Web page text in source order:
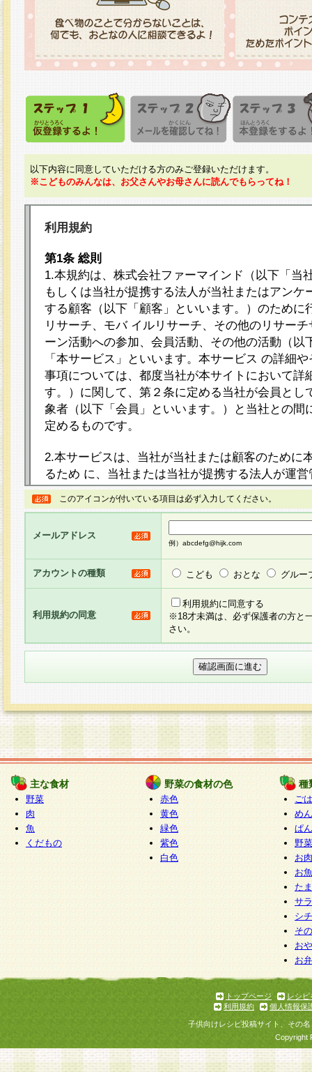
以下内容に同意していただける方のみご登録いただけます。
※こどものみんなは、お父さんやお母さんに読んでもらってね！
利用規約
第1条 総則
1.本規約は、株式会社ファーマインド（以下「当
もしくは当社が提携する法人が当社またはアンケ
する顧客（以下「顧客」といいます。）のために
リサーチ、モバ イルリサーチ、その他のリサー
ーン活動への参加、会員活動、その他の活動（以
「本サービス」といいます。本サービス の詳細
事項については、都度当社が本サイトにおいて詳
す。）に関して、第２条に定める当社が会員とし
象者（以下「会員」といいます。）と当社との間
定めるものです。
2.本サービスは、当社が当社または顧客のために
るため に、当社または当社が提携する法人が運
ト（以下「本サイト」といいます。）上に本サー
ージを設け、会員がアンケー ト調査に回答する
し、その結果を当社が集計・分析その他の利用を
るものです。なお、本サービスは、それぞれの目
員に対して本サービスの依頼を行うこともあり、
た全ての会員に対して本サービスの依頼をすると
りま す。
3.当社は、会員の事前の承諾を得ることなく、当
方 法・手段にて、本規約を任意に制定、変更ま
きるものとします。改定後の本規約等は、本規約
に掲示したときに、その 他の諸規定については
てその効力を生じるものとします。
4.本規約は、会員登録希望者による会員登録手続
の当社による会員登録の承認が完了した時点で会
たものとみなされ、会員に対して適用されるもの
5.当社がお聞きする個人情報は、すべて会員登録
で提 供いただいたものと考えております。従っ
自らの個人情報の提供を希望されない場合には、
をお預かりいたしません が、提供されないこと
商品やサービス等をご利用いただけない場合があ
了承ください。
6.当社は、お客様から当社が保有している個人情
加・ 利用停止等を求められた場合には、ご本人
て確認できた場合に限り、法令に準拠して合理的
いただきます。なお、開示 請求等の請求先は個
ります。
1.会員とは、本規約等を承諾のうえ、当社所定の
了し、当社が承認した者、グループとします。な
が以下に該当する場合は会員登録をすることがで
このアイコンが付いている項目は必ず入力してください。
メールアドレス
例）abcdefg@hijk.com
アカウントの種類 こども おとな グルー
利用規約の同意
利用規約に同意する
※18才未満は、必ず保護者の方と
さい。
主な食材
野菜
肉
魚
くだもの
野菜の食材の色
赤色
黄色
緑色
紫色
白色
種
ご
めん
ぱん
野
お
お
た
サ
シ
そ
お
お
トップページ
レシピ
利用規約
個人情報保
子供向けレシピ投稿サイト、その
Copyright